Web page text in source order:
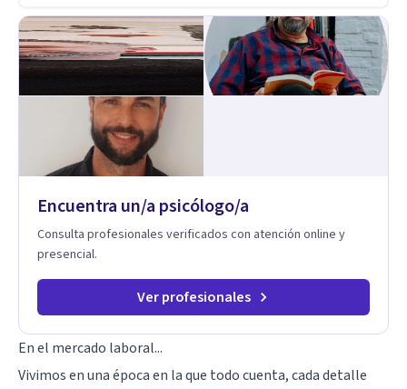
Encuentra un/a psicólogo/a
Consulta profesionales verificados con atención online y
presencial.
Ver profesionales
En el mercado laboral...
Vivimos en una época en la que todo cuenta, cada detalle